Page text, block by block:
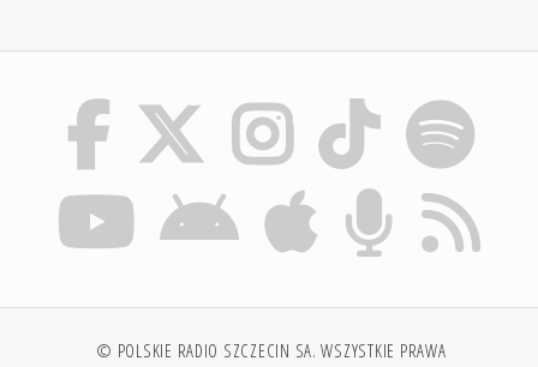
© POLSKIE RADIO SZCZECIN SA. WSZYSTKIE PRAWA